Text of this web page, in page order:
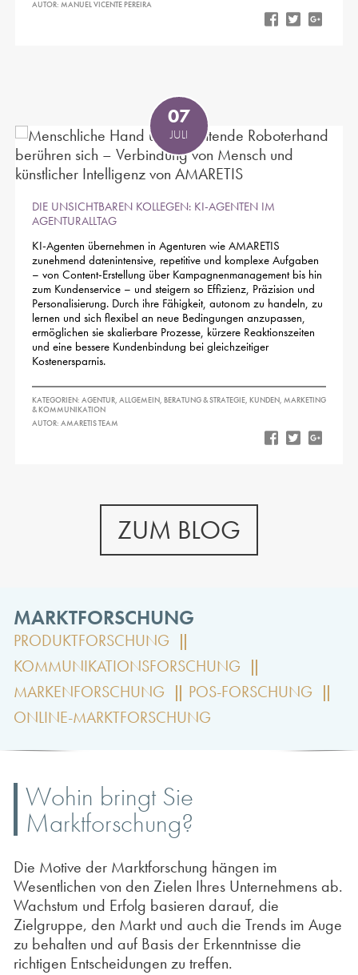
AUTOR: MANUEL VICENTE PEREIRA
07
JULI
DIE UNSICHTBAREN KOLLEGEN: KI-AGENTEN IM
AGENTURALLTAG
KI-Agenten übernehmen in Agenturen wie AMARETIS
zunehmend datenintensive, repetitive und komplexe Aufgaben
– von Content-Erstellung über Kampagnenmanagement bis hin
zum Kundenservice – und steigern so Effizienz, Präzision und
Personalisierung. Durch ihre Fähigkeit, autonom zu handeln, zu
lernen und sich flexibel an neue Bedingungen anzupassen,
ermöglichen sie skalierbare Prozesse, kürzere Reaktionszeiten
und eine bessere Kundenbindung bei gleichzeitiger
Kostenersparnis.
KATEGORIEN: AGENTUR, ALLGEMEIN, BERATUNG & STRATEGIE, KUNDEN, MARKETING
& KOMMUNIKATION
AUTOR: AMARETIS TEAM
ZUM BLOG
MARKTFORSCHUNG
PRODUKTFORSCHUNG
KOMMUNIKATIONSFORSCHUNG
MARKENFORSCHUNG
POS-FORSCHUNG
ONLINE-MARKTFORSCHUNG
Wohin bringt Sie
Marktforschung?
Die Motive der Marktforschung hängen im
Wesentlichen von den Zielen Ihres Unternehmens ab.
Wachstum und Erfolg basieren darauf, die
Zielgruppe, den Markt und auch die Trends im Auge
zu behalten und auf Basis der Erkenntnisse die
richtigen Entscheidungen zu treffen.